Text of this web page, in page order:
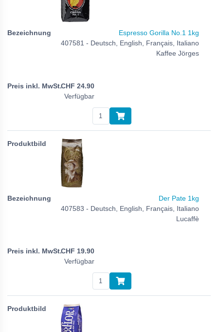
Espresso Gorilla No.1 1kg
407581 - Deutsch, English, Français, Italiano
Kaffee Jörges
CHF 24.90
Verfügbar
Der Pate 1kg
407583 - Deutsch, English, Français, Italiano
Lucaffè
CHF 19.90
Verfügbar